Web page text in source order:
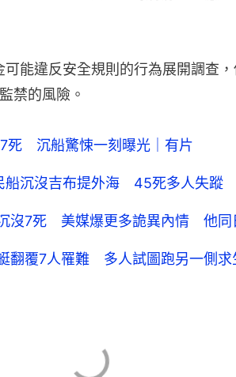
能違反安全規則的行為展開調查，
禁的風險。
死 沉船驚悚一刻曝光｜有片
船沉沒吉布提外海 45死多人失蹤
沉沒7死 美媒爆更多詭異內情 他同
翻覆7人罹難 多人試圖跑另一側求